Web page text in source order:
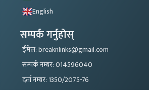
English
सम्पर्क गर्नुहोस्
ईमेल: breaknlinks@gmail.com
सम्पर्क नम्बर: 014596040
दर्ता नम्बर: 1350/2075-76